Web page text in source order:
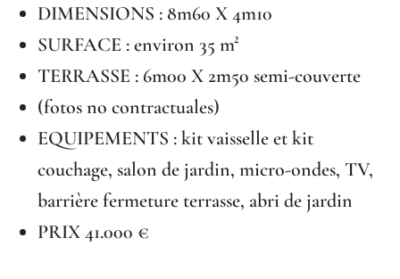
DIMENSIONS : 8m60 X 4m10
SURFACE : environ 35 m²
TERRASSE : 6m00 X 2m50 semi-couverte
(fotos no contractuales)
EQUIPEMENTS : kit vaisselle et kit
couchage, salon de jardin, micro-ondes, TV,
barrière fermeture terrasse, abri de jardin
PRIX 41.000 €